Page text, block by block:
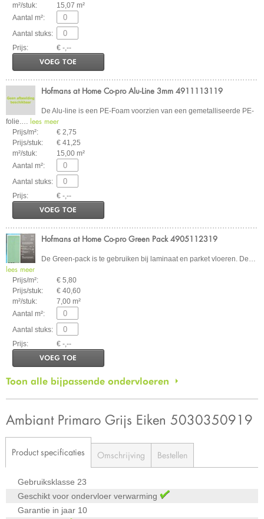
m²/stuk:
15,07 m²
Aantal m²:
Aantal stuks:
Prijs:
€ -,--
VOEG TOE
Hofmans at Home Co-pro Alu-Line 3mm 4911113119
De Alu-line is een PE-Foam voorzien van een gemetalliseerde PE-
folie.… lees meer
Prijs/m²:
€ 2,75
Prijs/stuk:
€ 41,25
m²/stuk:
15,00 m²
Aantal m²:
Aantal stuks:
Prijs:
€ -,--
VOEG TOE
Hofmans at Home Co-pro Green Pack 4905112319
De Green-pack is te gebruiken bij laminaat en parket vloeren. De…
lees meer
Prijs/m²:
€ 5,80
Prijs/stuk:
€ 40,60
m²/stuk:
7,00 m²
Aantal m²:
Aantal stuks:
Prijs:
€ -,--
VOEG TOE
Toon alle bijpassende ondervloeren
Ambiant Primaro Grijs Eiken 5030350919
Product specificaties Omschrijving Bestellen
Gebruiksklasse 23
Geschikt voor ondervloer verwarming
Garantie in jaar 10